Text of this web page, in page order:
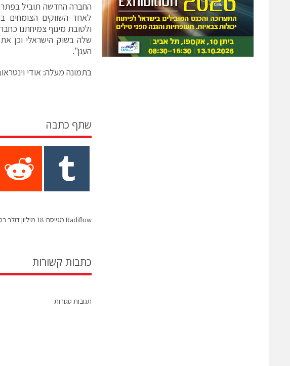
החברה החדשה תוביל
לאחד השווקים הצומחים
ולטובת מינוף צמיחתנו
הענן".
בתמונה מעלה: אודי
שתף כתבה
Radiflow מגייסת 18 מיליון דולר בסבב השקעת
כתבות קשורות
תגובות סגורות